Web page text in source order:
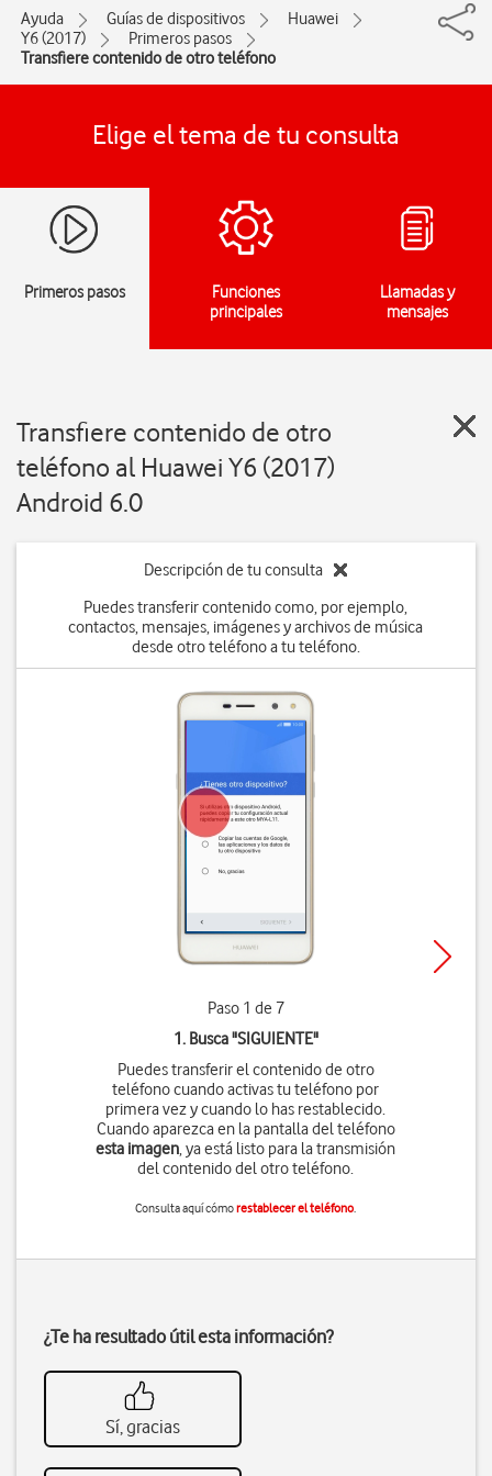
Ayuda Guías de dispositivos
Huawei
Y6 (2017)
Primeros pasos
Transfiere contenido de otro teléfono
Elige el tema de tu consulta
Primeros pasos
Funciones
principales
Llamadas y
mensajes
Transfiere contenido de otro
teléfono al Huawei Y6 (2017)
Android 6.0
Descripción de tu consulta
Puedes transferir contenido como, por ejemplo,
contactos, mensajes, imágenes y archivos de música
desde otro teléfono a tu teléfono.
Paso 1 de 7
1. Busca "SIGUIENTE"
Puedes transferir el contenido de otro
teléfono cuando activas tu teléfono por
primera vez y cuando lo has restablecido.
Cuando aparezca en la pantalla del teléfono
esta imagen, ya está listo para la transmisión
del contenido del otro teléfono.
Consulta aquí cómorestablecer el teléfono.
¿Te ha resultado útil esta información?
Sí, gracias